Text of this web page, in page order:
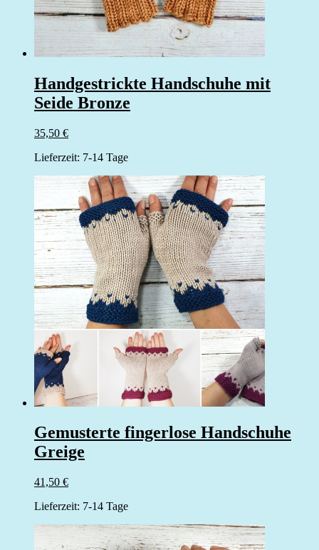
Handgestrickte Handschuhe mit
Seide Bronze
35,50 €
Lieferzeit: 7-14 Tage
Gemusterte fingerlose Handschuhe
Greige
41,50 €
Lieferzeit: 7-14 Tage